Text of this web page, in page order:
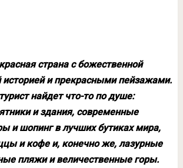
страна с божественной
историей и прекрасными пейзажами.
найдет что-то по душе:
и здания, современные
и шопинг в лучших бутиках мира,
и кофе и, конечно же, лазурные
пляжи и величественные горы.